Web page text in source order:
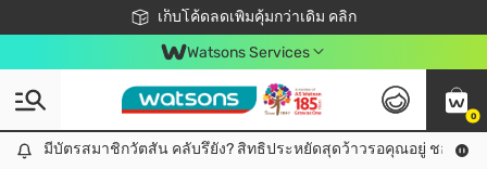
เก็บโค้ดลดเพิ่มคุ้มกว่าเดิม คลิก
ชอปออนไลน์ครั้งแรก ลดเพิ่มจุก ๆ 10%! 🎉
📦ส่งฟรี! เมื่อชอป 499฿
สมาชิกวัตสัน คลับดียังไง?
Watsons Services
0
มีบัตรสมาชิกวัตสัน คลับรึยัง? สิทธิประหยัดสุดว้าวรอคุณอยู่ ชอปคุ้มกว่าเดิม คลิก!
มีบัตรสมาชิกวัตสัน คลับรึยัง? สิทธิประหยัดสุดว้าวรอคุณอยู่ ชอปคุ้มก